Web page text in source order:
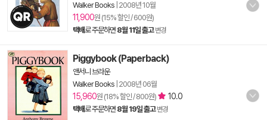
Walker Books 2008년 10월
11,900원 (15% 할인 / 600원)
택배로 주문하면 8월 11일 출고 변경
Piggybook (Paperback)
앤서니 브라운
Walker Books 2008년 06월
15,960원 (18% 할인 / 800원) 10.0
택배로 주문하면 8월 19일 출고 변경